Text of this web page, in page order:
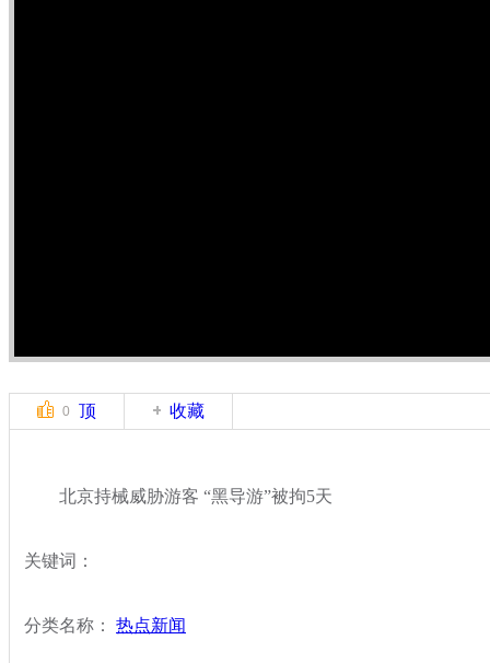
0 顶 收藏
北京持械威胁游客 “黑导游”被拘5天
关键词：
分类名称： 热点新闻